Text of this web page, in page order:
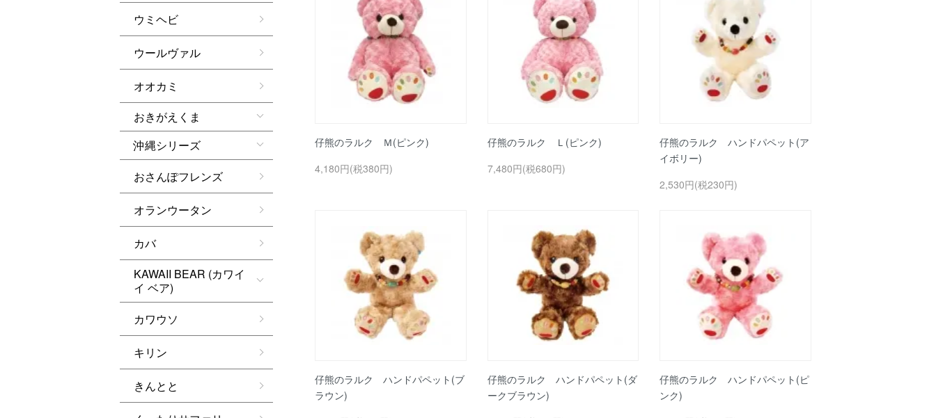
仔熊のラルク Ｍ(ピンク)
4,180円(税380円)
仔熊のラルク Ｌ(ピンク)
7,480円(税680円)
仔熊のラルク ハンドパペット(ア
イボリー)
2,530円(税230円)
仔熊のラルク ハンドパペット(ブ
ラウン)
仔熊のラルク ハンドパペット(ダ
ークブラウン)
仔熊のラルク ハンドパペット(ピ
ンク)
ウミヘビ
ウールヴァル
オオカミ
おきがえくま
沖縄シリーズ
おさんぽフレンズ
オランウータン
カバ
KAWAII BEAR (カワイ
イ ベア)
カワウソ
キリン
きんとと